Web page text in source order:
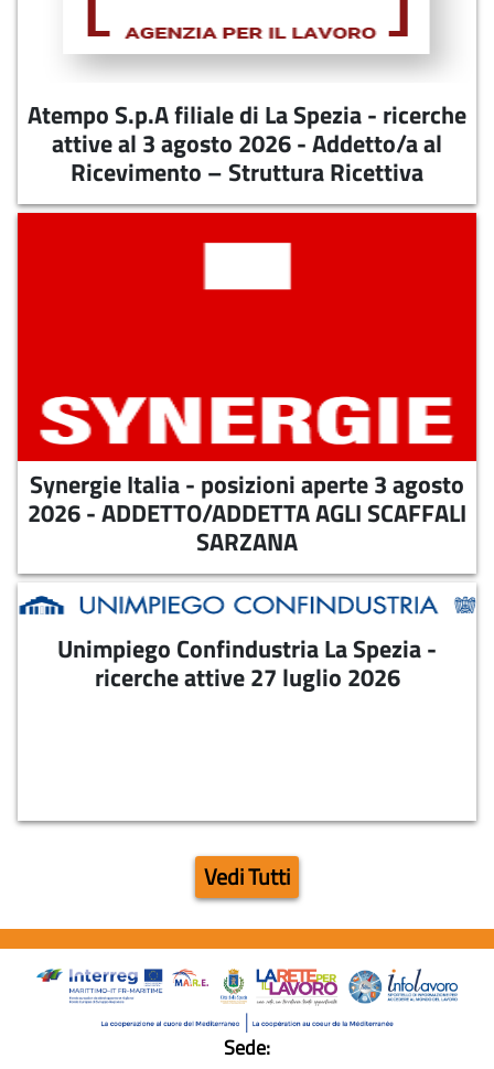
Atempo S.p.A filiale di La Spezia - ricerche
attive al 3 agosto 2026 - Addetto/a al
Ricevimento – Struttura Ricettiva
07-08-2026
Atempo S.p.A filiale di La Spezia Si ricerca
Addetto/a al Ricevimento – Struttura Ricettiva
Synergie Italia - posizioni aperte 3 agosto
2026 - ADDETTO/ADDETTA AGLI SCAFFALI
SARZANA
Synergie Italia - posizioni aperte 3
agosto 2026 - ADDETTO/ADDETTA
Synergie Italia - posizioni aperte alla data del 3
agosto 2026
Unimpiego Confindustria La Spezia -
ricerche attive 27 luglio 2026
Unimpiego Confindustria La Spezia -
ricerche attive 27 luglio 2026
Vedi Tutti
Sede: